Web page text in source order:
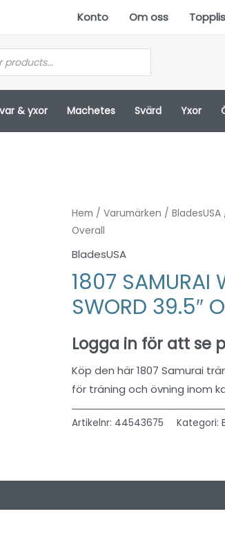
Konto Om oss
& yxor Machetes Svärd Yxor
Hem / Varumärken / BladesUSA
Overall
BladesUSA
1807 SAMURAI
SWORD 39.5″
Logga in för att se
Köp den här 1807 Samurai
för träning och övning inom
Artikelnr: 44543675 Kategori: